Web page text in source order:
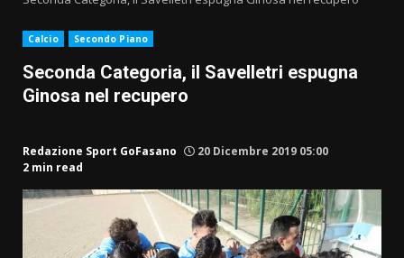
Calcio Secondo Piano
Seconda Categoria, il Savelletri espugna
Ginosa nel recupero
Redazione Sport GoFasano
20 Dicembre 2019 05:00
2 min read